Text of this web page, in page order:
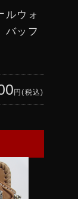
ルウォ
ッフ
円(税込)